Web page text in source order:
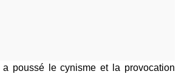
poussé le cynisme et la provocation